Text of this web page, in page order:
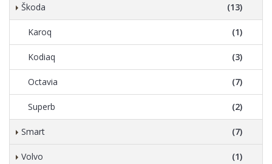
Škoda (13)
Karoq (1)
Kodiaq (3)
Octavia (7)
Superb (2)
Smart (7)
Volvo (1)